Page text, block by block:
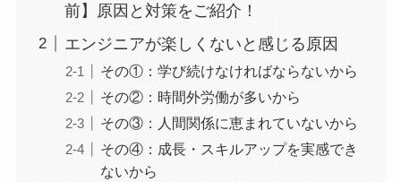
前】原因と対策をご紹介！
エンジニアが楽しくないと感じる原因
その①：学び続けなければならないから
その②：時間外労働が多いから
その③：人間関係に恵まれていないから
その④：成長・スキルアップを実感でき
ないから